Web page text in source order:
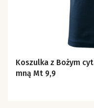
Koszulka z Bożym
mną Mt 9,9